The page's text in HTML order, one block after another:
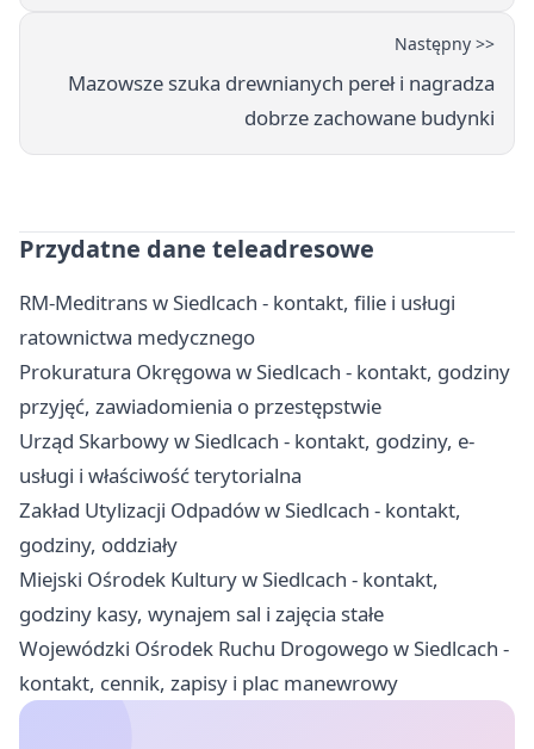
Następny >>
Mazowsze szuka drewnianych pereł i nagradza
dobrze zachowane budynki
Przydatne dane teleadresowe
RM-Meditrans w Siedlcach - kontakt, filie i usługi
ratownictwa medycznego
Prokuratura Okręgowa w Siedlcach - kontakt, godziny
przyjęć, zawiadomienia o przestępstwie
Urząd Skarbowy w Siedlcach - kontakt, godziny, e-
usługi i właściwość terytorialna
Zakład Utylizacji Odpadów w Siedlcach - kontakt,
godziny, oddziały
Miejski Ośrodek Kultury w Siedlcach - kontakt,
godziny kasy, wynajem sal i zajęcia stałe
Wojewódzki Ośrodek Ruchu Drogowego w Siedlcach -
kontakt, cennik, zapisy i plac manewrowy